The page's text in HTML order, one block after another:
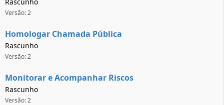
Versão: 2
Homologar Chamada Pública
Rascunho
Versão: 2
Monitorar e Acompanhar Riscos
Rascunho
Versão: 2